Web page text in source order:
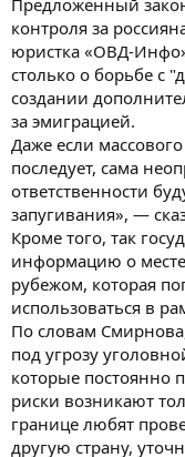
Предложенный
контроля за
юристка «ОВД-
столько о борьбе с
создании
за эмиграцией.
Даже если
последует, сама
ответственности
запугивания», —
Кроме того, так
информацию о
рубежом, которая
использоваться в
По словам
под угрозу
которые постоянно
риски возникают
границе любят
другую страну,